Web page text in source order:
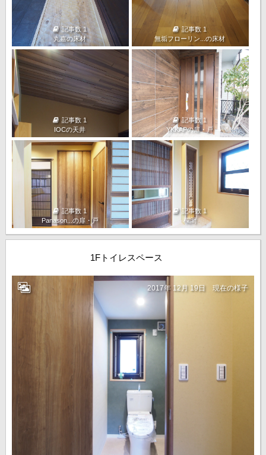
記事数 1
丸嘉の床材
記事数 1
無垢フローリン...の床材
記事数 1
IOCの天井
記事数 1
YKKAPの扉・戸
記事数 1
Panason...の扉・戸
記事数 1
欄間
1Fトイレスペース
2017年 12月 19日 現在の様子